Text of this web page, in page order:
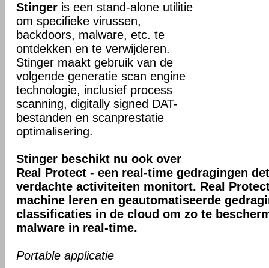
Stinger is een stand-alone utilitie
om specifieke virussen,
backdoors, malware, etc. te
ontdekken en te verwijderen.
Stinger maakt gebruik van de
volgende generatie scan engine
technologie, inclusief process
scanning, digitally signed DAT-
bestanden en scanprestatie
optimalisering.
Stinger beschikt nu ook over
Real Protect - een real-time gedragingen
verdachte activiteiten monitort. Real
machine leren en geautomatiseerde
classificaties in de cloud om zo te
malware in real-time.
Portable applicatie